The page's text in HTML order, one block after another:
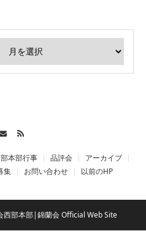
本部行事 品評会
アーカイブ
集 お問い合わせ 以前のHP
西部本部|錦蘭会 Official Web Site